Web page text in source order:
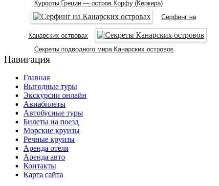
Курорты Греции — остров Корфу (Керкира)
Cерфинг на
Канарских островах
Секреты подводного мира Канарских островов
Навигация
Главная
Выгодные туры
Экскурсии онлайн
Авиабилеты
Автобусные туры
Билеты на поезд
Морские круизы
Речные круизы
Аренда отеля
Аренда авто
Контакты
Карта сайта